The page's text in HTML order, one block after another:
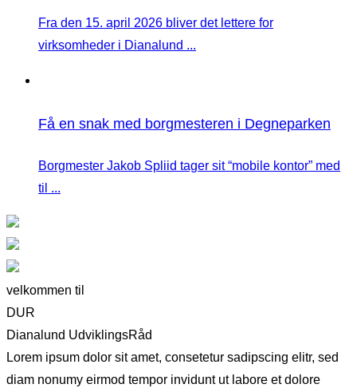
Fra den 15. april 2026 bliver det lettere for
virksomheder i Dianalund ...
Få en snak med borgmesteren i Degneparken
Borgmester Jakob Spliid tager sit “mobile kontor” med
til ...
velkommen til
DUR
Dianalund UdviklingsRåd
Lorem ipsum dolor sit amet, consetetur sadipscing elitr, sed
diam nonumy eirmod tempor invidunt ut labore et dolore